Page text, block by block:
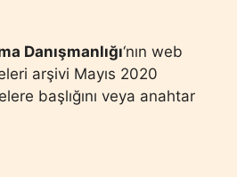
Danışmanlığı‘nın web
arşivi Mayıs 2020
başlığını veya anahtar